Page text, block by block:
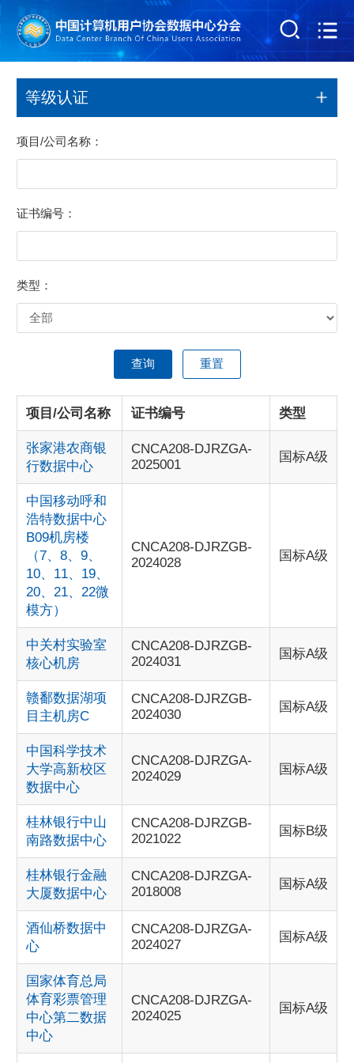
等级认证
项目/公司名称：
证书编号：
类型：
查询 重置
项目/公司名称 证书编号 类型
张家港农商银
行数据中心
CNCA208-DJRZGA-
2025001
国标A级
中国移动呼和
浩特数据中心
B09机房楼
（7、8、9、
10、11、19、
20、21、22微
模方）
CNCA208-DJRZGB-
2024028
国标A级
中关村实验室
核心机房
CNCA208-DJRZGB-
2024031
国标A级
赣鄱数据湖项
目主机房C
CNCA208-DJRZGB-
2024030
国标A级
中国科学技术
大学高新校区
数据中心
CNCA208-DJRZGA-
2024029
国标A级
桂林银行中山
南路数据中心
CNCA208-DJRZGB-
2021022
国标B级
桂林银行金融
大厦数据中心
CNCA208-DJRZGA-
2018008
国标A级
酒仙桥数据中
心
CNCA208-DJRZGA-
2024027
国标A级
国家体育总局
体育彩票管理
中心第二数据
中心
CNCA208-DJRZGA-
2024025
国标A级